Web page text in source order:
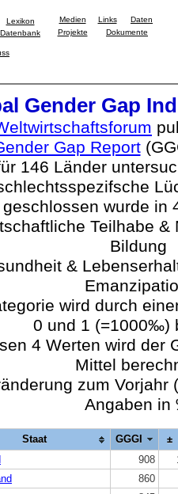
Lexikon
Datenbank
Medien Links
Daten
Projekte
Dokumente
Gender Gap
Gap Report
146 Länder
geschlossen wurde in
Teilhabe
Bildung
&
wird durch
0 und 1 (=1000‰)
4 Werten wird der
Mittel
zum
Angaben
Staat GGGI
±
908
860